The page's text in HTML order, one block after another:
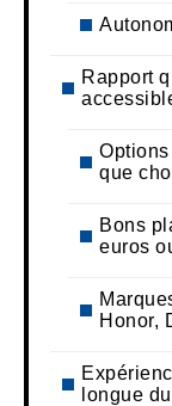
Rapport
que
Bons
euros
Honor,
longue